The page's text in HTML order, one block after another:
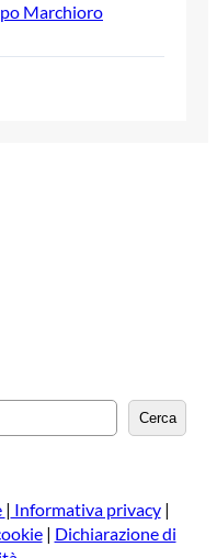
Marchioro
Cerca
| Informativa privacy|
| Dichiarazione di